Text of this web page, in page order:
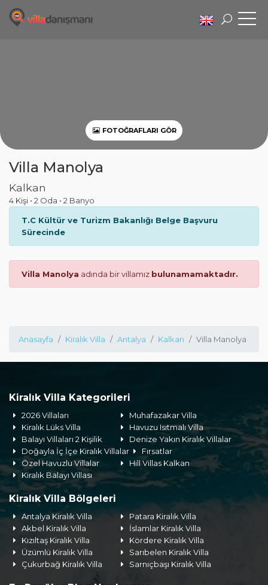
FOTOĞRAFLARI GÖR
Villa Manolya
Kalkan
4 Kişi • 2 Oda • 2 Banyo
T.C Kültür ve Turizm Bakanlığı Belge Başvuru
Sürecinde
Villa Manolya adında bir villamız bulunamamaktadır.
Anasayfa Kiralık Villa Antalya Kalkan Villa Manolya
Kiralık Villa Kategorileri
2026 Villaları
Muhafazakar Villa
Kiralık Lüks Villa
Havuzu Isıtmalı Villa
Balayı Villaları 2 Kişilik
Denize Yakın Kiralık Villalar
Doğayla İç İçe Kiralık Villalar
Fırsatlar
Özel Havuzlu Villalar
Hill Villas Kalkan
Kiralık Balayı Villası
Kiralık Villa Bölgeleri
Antalya Kiralık Villa
Patara Kiralık Villa
Akbel Kiralık Villa
İslamlar Kiralık Villa
Kızıltaş Kiralık Villa
Kördere Kiralık Villa
Üzümlü Kiralık Villa
Sarıbelen Kiralık Villa
Çukurbağ Kiralık Villa
Sarnıçbaşı Kiralık Villa